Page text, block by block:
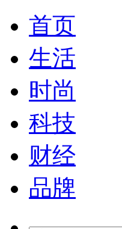
首页
生活
时尚
科技
财经
品牌